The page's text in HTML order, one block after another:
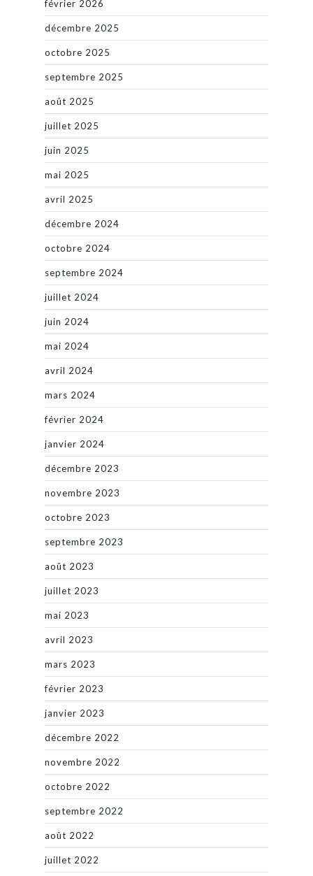
février 2026
décembre 2025
octobre 2025
septembre 2025
août 2025
juillet 2025
juin 2025
mai 2025
avril 2025
décembre 2024
octobre 2024
septembre 2024
juillet 2024
juin 2024
mai 2024
avril 2024
mars 2024
février 2024
janvier 2024
décembre 2023
novembre 2023
octobre 2023
septembre 2023
août 2023
juillet 2023
mai 2023
avril 2023
mars 2023
février 2023
janvier 2023
décembre 2022
novembre 2022
octobre 2022
septembre 2022
août 2022
juillet 2022